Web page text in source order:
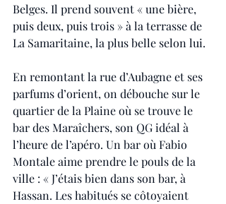
Belges. Il prend souvent « une bière,
puis deux, puis trois » à la terrasse de
La Samaritaine, la plus belle selon lui.
En remontant la rue d’Aubagne et ses
parfums d’orient, on débouche sur le
quartier de la Plaine où se trouve le
bar des Maraîchers, son QG idéal à
l’heure de l’apéro. Un bar où Fabio
Montale aime prendre le pouls de la
ville : « J’étais bien dans son bar, à
Hassan. Les habitués se côtoyaient